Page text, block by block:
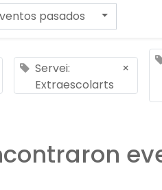
pasados
Servei:
Extraescolarts
×